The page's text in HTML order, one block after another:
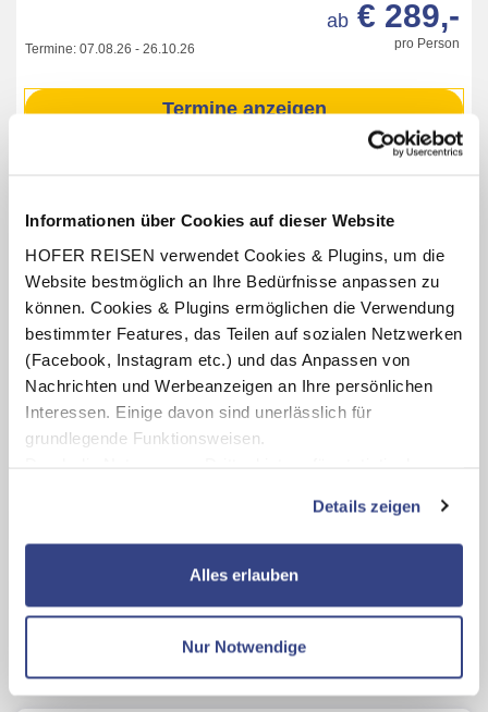
Informationen über Cookies auf dieser Website
HOFER REISEN verwendet Cookies & Plugins, um die
Website bestmöglich an Ihre Bedürfnisse anpassen zu
können. Cookies & Plugins ermöglichen die Verwendung
bestimmter Features, das Teilen auf sozialen Netzwerken
(Facebook, Instagram etc.) und das Anpassen von
Nachrichten und Werbeanzeigen an Ihre persönlichen
Interessen. Einige davon sind unerlässlich für
grundlegende Funktionsweisen.
zusätzliche Dienste bzw. Technologien von Drittanbietern
nutzen und uns sowie Dritten weitere Personalisierungen
ermöglichen, dabei kommt es auch zu Übermittlungen
Datenschutzseite
Mit Klick auf "Alles erlauben" stimmen Sie der
Verwendung der Cookies & Plugins auf unseren
Details zeigen
Alles erlauben
Nur Notwendige
Termine: 07.08.26 - 26.10.26 pro Person
ab € 289,-
Termine anzeigen
2 – 7 x Übernachtung im Alpineresort Schillerkopf
Verpflegung: Halbpension mit Frühstücksbuffet, abends
6-Gang-Wahlmenü
Benutzung des hoteleigenen Wellnessbereichs
(Öffnungszeiten lt. Aushang vor Ort oder online)